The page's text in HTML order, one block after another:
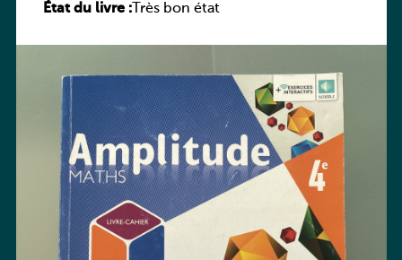
version luxembourgeoise
État du livre :Très bon état